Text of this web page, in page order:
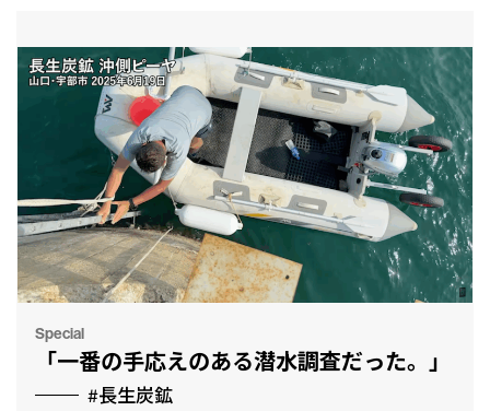
Special
「一番の手応えのある潜水調査だった。」
#長生炭鉱